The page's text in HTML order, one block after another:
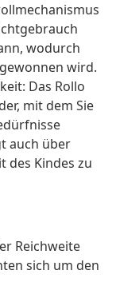
wodurch
wird.
Das Rollo
mit dem Sie
auch über
des Kindes zu
Reichweite
sich um den